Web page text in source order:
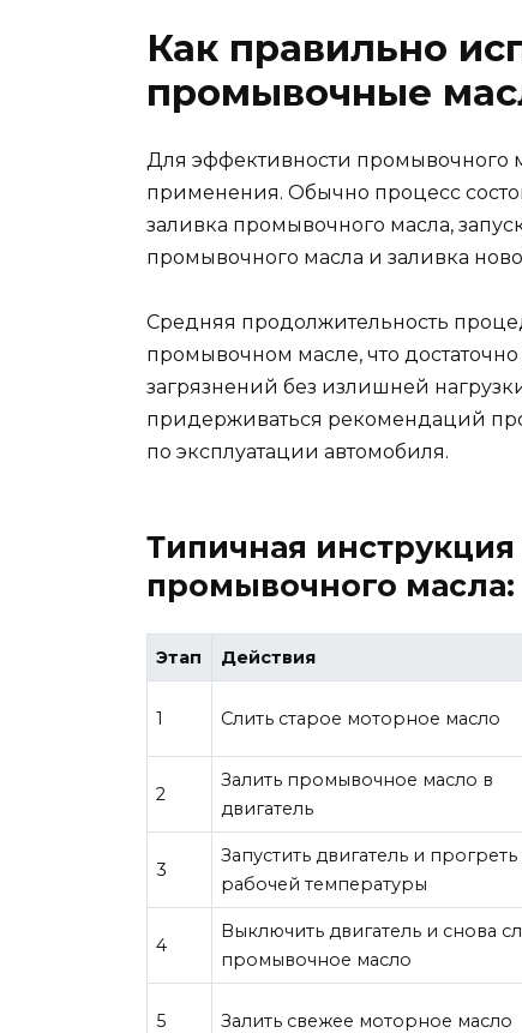
Как правильно
промывочные
Для эффективности промывочного
применения. Обычно процесс
заливка промывочного масла,
промывочного масла и заливка
Средняя продолжительность
промывочном масле, что
загрязнений без излишней
придерживаться рекомендаций
по эксплуатации автомобиля.
Типичная
промывочного масла:
Этап Действия
1 Слить старое моторное масло
2
Залить промывочное масло в
двигатель
3
Запустить двигатель и
рабочей температуры
4
Выключить двигатель и снова
промывочное масло
5 Залить свежее моторное масло